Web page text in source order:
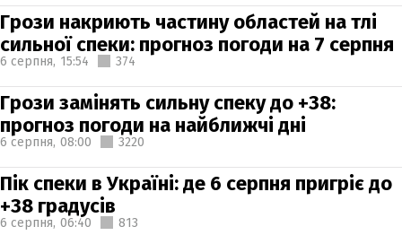
Грози накриють частину областей на тлі
сильної спеки: прогноз погоди на 7 серпня
6 серпня, 15:54 374
Грози замінять сильну спеку до +38:
прогноз погоди на найближчі дні
6 серпня, 08:00 3220
Пік спеки в Україні: де 6 серпня пригріє до
+38 градусів
6 серпня, 06:40 813